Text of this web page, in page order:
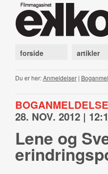
forside artikler
Du er her:Anmeldelser|
BOGANMELDELSE
28. NOV. 2012 |
Lene og